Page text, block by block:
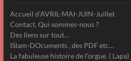
Accueil d’AVRIL-MAI-JUIN-Juillet
Contact. Qui sommes-nous ?
Des liens sur tout…
ISlam-DOcuments , des PDF etc…
La fabuleuse histoire de l’orgue. ( Lapa)